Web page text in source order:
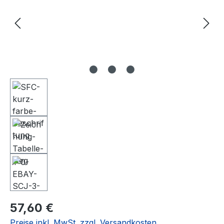
Regulärer Preis:
57,60 €